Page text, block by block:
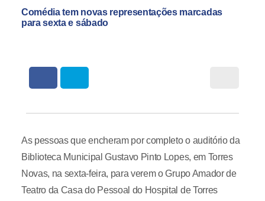
Comédia tem novas representações marcadas
para sexta e sábado
As pessoas que encheram por completo o auditório da
Biblioteca Municipal Gustavo Pinto Lopes, em Torres
Novas, na sexta-feira, para verem o Grupo Amador de
Teatro da Casa do Pessoal do Hospital de Torres